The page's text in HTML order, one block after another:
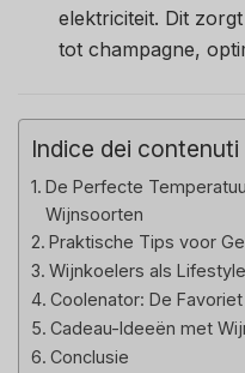
elektriciteit. Dit
tot champagne,
Indice dei contenuti
De Perfecte
Wijnsoorten
Praktische Tips voor
Wijnkoelers als
Coolenator: De
Cadeau-Ideeën met
Conclusie